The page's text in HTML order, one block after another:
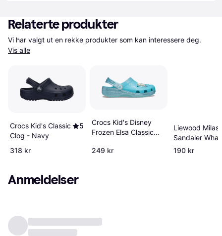
Relaterte produkter
Vis alle
Crocs Kid's Classic
Clog - Navy
5
318 kr
Crocs Kid's Disney
Frozen Elsa Classic
249 kr
Liewood Milas
Sandaler
Mix
190 kr
Anmeldelser